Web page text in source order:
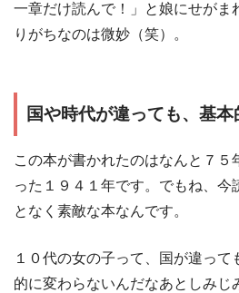
一章だけ読んで！」と娘にせがま
りがちなのは微妙（笑）。
国や時代が違っても、基
この本が書かれたのはなんと７５
った１９４１年です。でもね、今
となく素敵な本なんです。
１０代の女の子って、国が違って
的に変わらないんだなあとしみじ